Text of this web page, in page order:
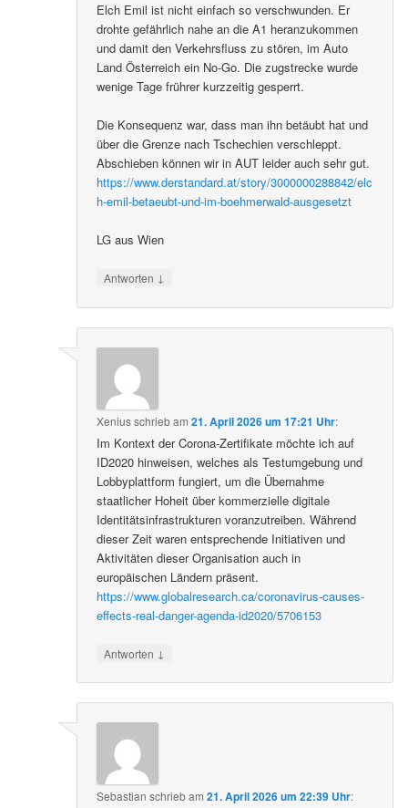
Elch Emil ist nicht einfach so verschwunden. Er
drohte gefährlich nahe an die A1 heranzukommen
und damit den Verkehrsfluss zu stören, im Auto
Land Österreich ein No-Go. Die zugstrecke wurde
wenige Tage frührer kurzzeitig gesperrt.
Die Konsequenz war, dass man ihn betäubt hat und
über die Grenze nach Tschechien verschleppt.
Abschieben können wir in AUT leider auch sehr gut.
https://www.derstandard.at/story/3000000288842/elc
h-emil-betaeubt-und-im-boehmerwald-ausgesetzt
LG aus Wien
Antworten ↓
Xeniusschriebam21. April 2026 um 17:21 Uhr:
Im Kontext der Corona-Zertifikate möchte ich auf
ID2020 hinweisen, welches als Testumgebung und
Lobbyplattform fungiert, um die Übernahme
staatlicher Hoheit über kommerzielle digitale
Identitätsinfrastrukturen voranzutreiben. Während
dieser Zeit waren entsprechende Initiativen und
Aktivitäten dieser Organisation auch in
europäischen Ländern präsent.
https://www.globalresearch.ca/coronavirus-causes-
effects-real-danger-agenda-id2020/5706153
Antworten ↓
Sebastian schriebam21. April 2026 um 22:39 Uhr: